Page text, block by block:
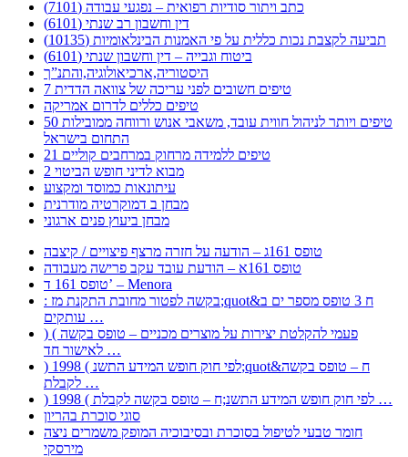
כתב ויתור סודיות רפואית – נפגעי עבודה (7101)
דין וחשבון רב שנתי (6101)
תביעה לקצבת נכות כללית על פי האמנות הבינלאומיות (10135)
ביטוח וגבייה – דין וחשבון שנתי (6101)
היסטוריה,ארכיאולוגיה,והתנ”ך
7 טיפים חשובים לפני עריכה של צוואה הדדית
טיפים כללים לדרום אמריקה
50 טיפים ויותר לניהול חווית עובד, משאבי אנוש ורווחה ממובילות
התחום בישראל
21 טיפים ללמידה מרחוק במרחבים קוליים
מבוא לדיני חופש הביטוי 2
עיתונאות כמוסד ומקצוע
מבחן ב דמוקרטיה מודרנית
מבחן ביעוץ פנים ארגוני
טופס 161ג – הודעה על חזרה מרצף פיצויים / קיצבה
טופס 161א – הודעת עובד עקב פרישה מעבודה
טופס 161 ד’ – Menora
: בקשה לפטור מחובת התקנת מז;quot&ח 3 טופס מספר ים ב
עותקים …
) ( פעמי להקלטת יצירות על מוצרים מכניים – טופס בקשה
לאישור חד …
) 1998 ( לפי חוק חופש המידע התשנ;quot&ח – טופס בקשה
לקבלת …
) 1998 ( לפי חוק חופש המידע התשנ;ח – טופס בקשה לקבלת …
סוגי סוכרת בהריון
חומר טבעי לטיפול בסוכרת ובסיבוכיה המופק משמרים ניצה
מירסקי